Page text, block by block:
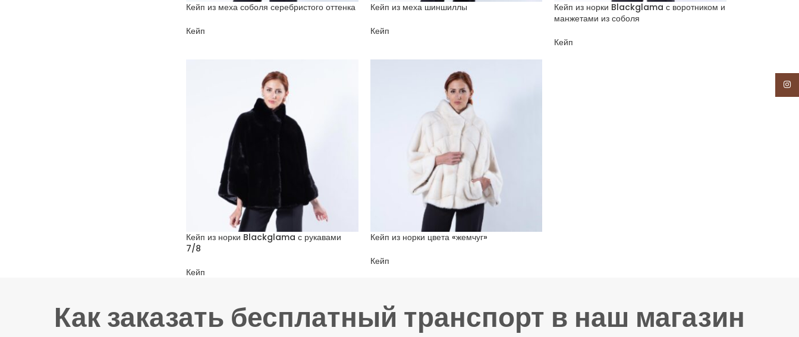
Кейп из меха соболя серебристого оттенка
Кейп
Кейп из меха шиншиллы
Кейп
Кейп из норки Blackglama с воротником и
манжетами из соболя
Кейп
Кейп из норки Blackglama с рукавами
7/8
Кейп
Кейп из норки цвета «жемчуг»
Кейп
Как заказать бесплатный транспорт в наш магазин